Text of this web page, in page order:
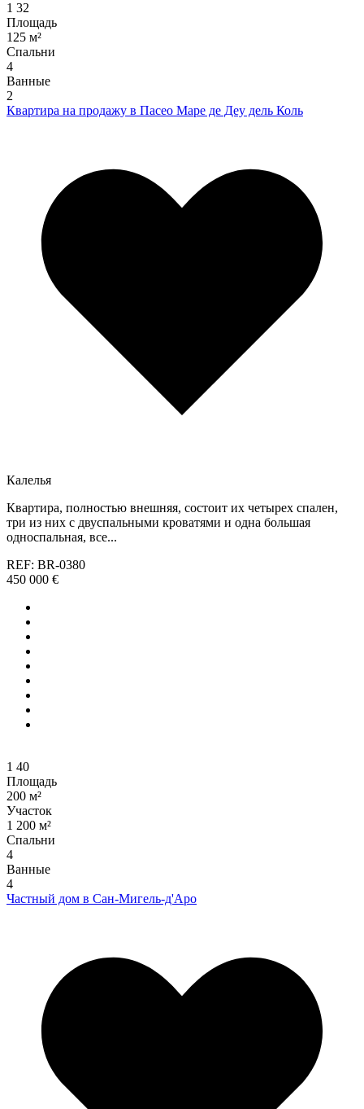
1 32
Площадь
125 м²
Спальни
4
Ванные
2
Квартира на продажу в Пасео Маре де Деу дель Коль
Калелья
Квартира, полностью внешняя, состоит их четырех спален,
три из них с двуспальными кроватями и одна большая
односпальная, все...
REF: BR-0380
450 000 €
1 40
Площадь
200 м²
Участок
1 200 м²
Спальни
4
Ванные
4
Частный дом в Сан-Мигель-д'Аро